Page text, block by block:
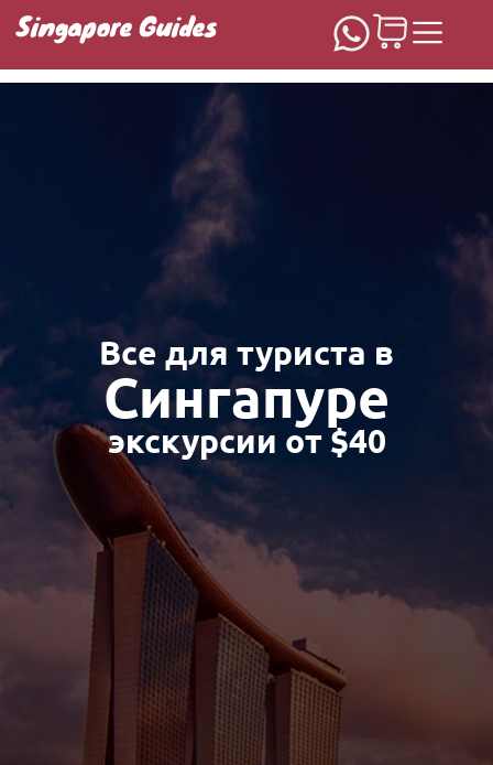
Singapore Guides
Домашняя
Все для туриста в
Сингапуре
экскурсии от $40